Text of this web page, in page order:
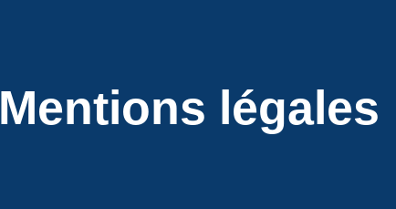
Mentions légales